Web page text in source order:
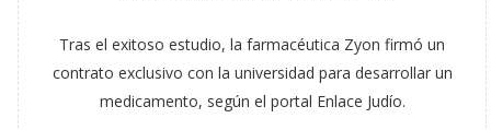
Tras el exitoso estudio, la farmacéutica Zyon firmó un
contrato exclusivo con la universidad para desarrollar un
medicamento, según el portal Enlace Judío.